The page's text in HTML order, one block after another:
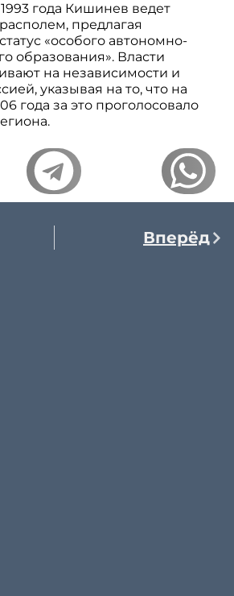
года Кишинев ведет
предлагая
«особого автономно-
образования». Власти
на независимости и
указывая на то, что на
года за это проголосовало
Вперёд